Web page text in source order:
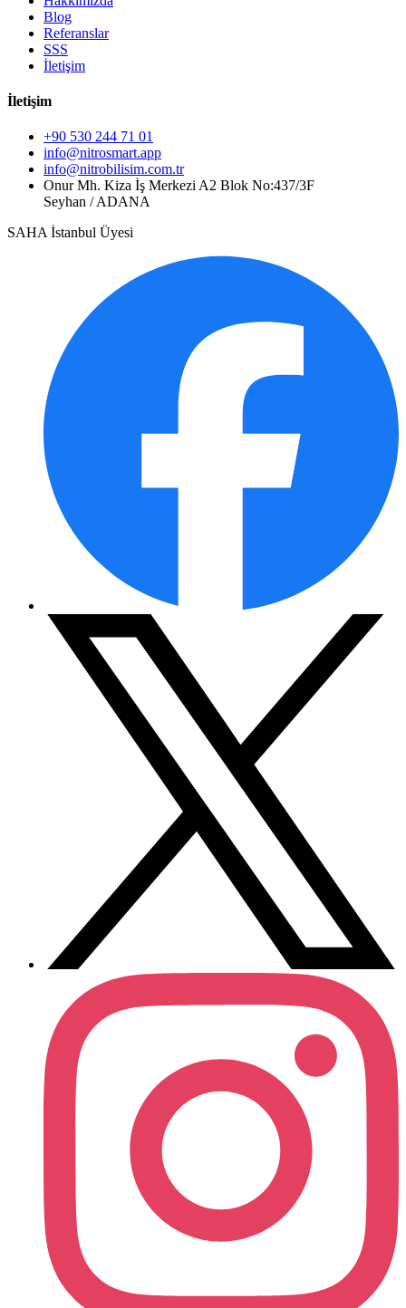
Blog
Referanslar
SSS
İletişim
İletişim
+90 530 244 71 01
info@nitrosmart.app
info@nitrobilisim.com.tr
Onur Mh. Kiza İş Merkezi A2 Blok No:437/3F
Seyhan / ADANA
SAHA İstanbul Üyesi